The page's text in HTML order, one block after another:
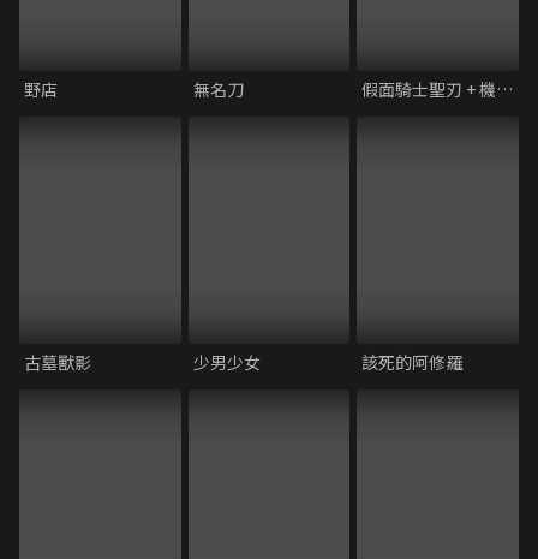
野店 無名刀 假面騎士聖刃 + 機界戰隊全開者 超級英雄戰記
古墓獸影 少男少女 該死的阿修羅